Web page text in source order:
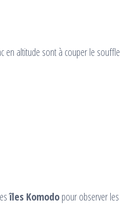
en altitude sont à couper le
îles Komodopour observer